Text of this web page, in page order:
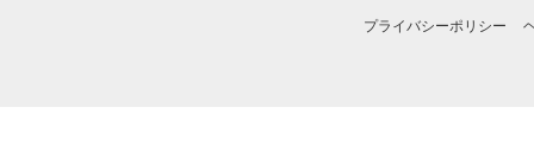
プライバシーポリシー